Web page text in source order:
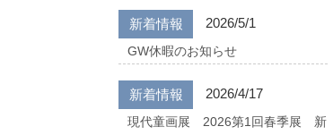
新着情報 2026/5/1
GW休暇のお知らせ
新着情報 2026/4/17
現代童画展 2026第1回春季展 新